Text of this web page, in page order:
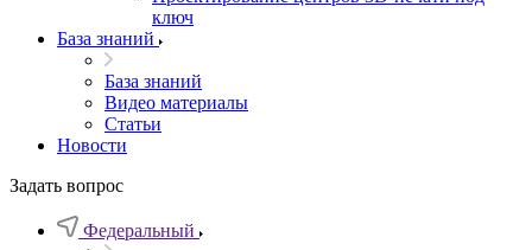
ключ
База знаний
База знаний
Видео материалы
Статьи
Новости
Задать вопрос
Федеральный